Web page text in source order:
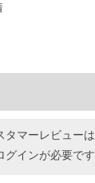
マーレビューは
グインが必要です